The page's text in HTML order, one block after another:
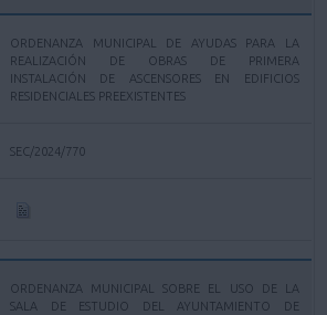
ORDENANZA MUNICIPAL DE AYUDAS PARA LA
REALIZACIÓN DE OBRAS DE PRIMERA
INSTALACIÓN DE ASCENSORES EN EDIFICIOS
RESIDENCIALES PREEXISTENTES
SEC/2024/770
ORDENANZA MUNICIPAL SOBRE EL USO DE LA
SALA DE ESTUDIO DEL AYUNTAMIENTO DE